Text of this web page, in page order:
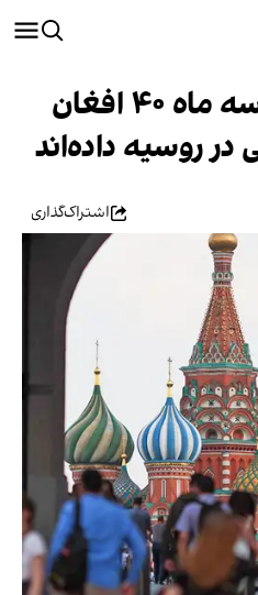
مسکو می‌گوید در سه ماه ۴۰ افغان
روسیه داده‌اند
اشتراک‌گذاری